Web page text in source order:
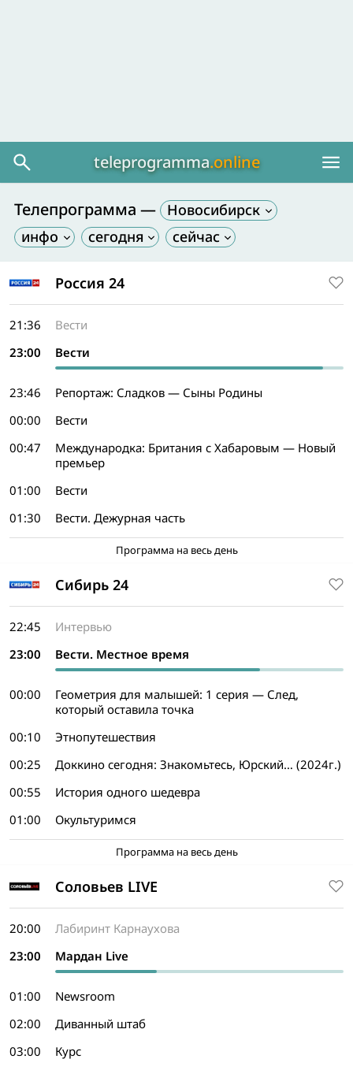
teleprogramma.online
Телепрограмма — Новосибирск
Россия 24
21:36
Вести
23:00
Вести
23:46
Репортаж: Сладков — Сыны Родины
00:00
Вести
00:47
Международка: Британия с Хабаровым — Новый
премьер
01:00
Вести
01:30
Вести. Дежурная часть
Программа на весь день
Сибирь 24
22:45
Интервью
23:00
Вести. Местное время
00:00
Геометрия для малышей: 1 серия — След,
который оставила точка
00:10
Этнопутешествия
00:25
Доккино сегодня: Знакомьтесь, Юрский… (2024г.)
00:55
История одного шедевра
01:00
Окультуримся
Программа на весь день
Соловьев LIVE
20:00
Лабиринт Карнаухова
23:00
Мардан Live
01:00
Newsroom
02:00
Диванный штаб
03:00
Курс